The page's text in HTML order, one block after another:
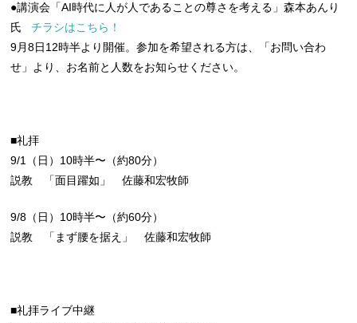
●講演会「AI時代に人が人であることの尊さを考える」森本あんり
氏チラシはこちら！
9月8日12時半より開催。参加を希望される方は、「お問い合わ
せ」より、お名前と人数をお知らせください。
■礼拝
9/1（日）10時半〜（約80分）
説教 「面目躍如」 佐藤和宏牧師
9/8（日）10時半〜（約60分）
説教 「まず腰を据え」 佐藤和宏牧師
■礼拝ライブ中継